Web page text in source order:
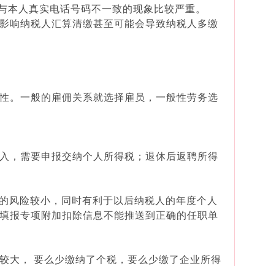
本人真实电话号码不一致的现象比较严重。
响纳税人汇算清缴甚至可能会导致纳税人多缴
。一般的雇佣关系就选择雇员，一般性劳务选
，需要申报交纳个人所得税；退休后返聘所得
风险较小，同时有利于以后纳税人的年度个人
报专项附加扣除信息不能推送到正确的任职单
大， 要么少缴纳了个税，要么少缴了企业所得